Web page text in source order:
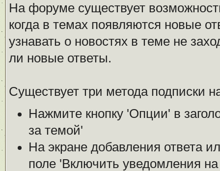
На форуме существует
когда в темах появляются новые
узнавать о новостях в теме не
ли новые ответы.
Существует три метода подписки
Нажмите кнопку 'Опции' в
за темой'
На экране добавления ответа
поле 'Включить уведомления